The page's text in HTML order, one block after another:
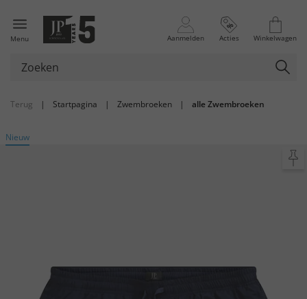
Menu Aanmelden Acties Winkelwagen
Terug | Startpagina | Zwembroeken | alle Zwembroeken
Nieuw